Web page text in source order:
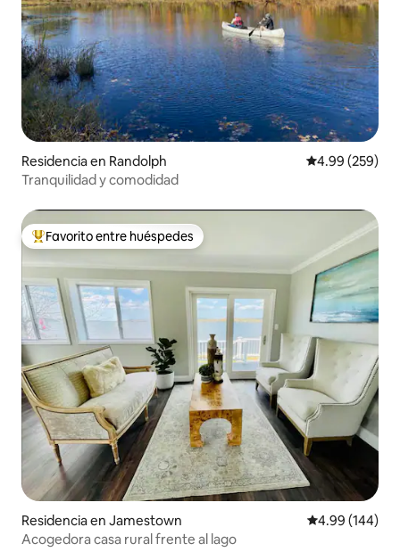
Residencia en Randolph Calificación
4.99 (259)
Tranquilidad y comodidad
De los mejores en Favorito entre huéspedes
Favorito entre huéspedes
Residencia en Jamestown Calificación
4.99 (144)
Acogedora casa rural frente al lago